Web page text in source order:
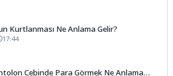
Kurtlanması Ne Anlama Gelir?
17:44
Cebinde Para Görmek Ne Anlama